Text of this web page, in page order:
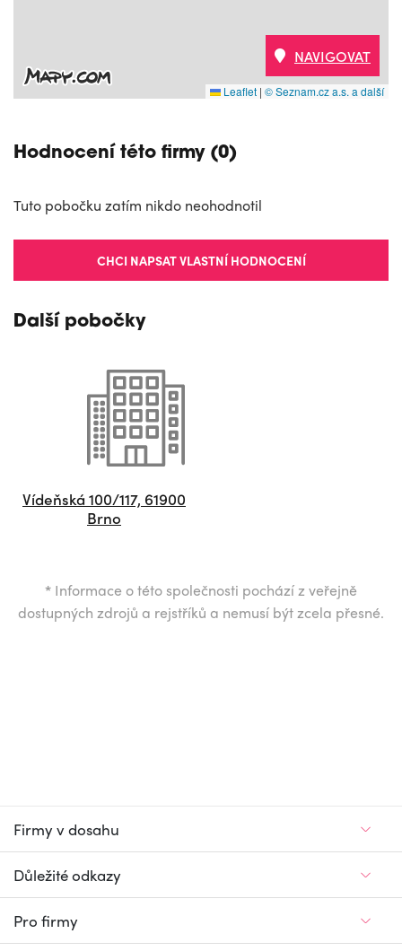
Leaflet | © Seznam.cz a.s. a další
NAVIGOVAT
Hodnocení této firmy (0)
Tuto pobočku zatím nikdo neohodnotil
CHCI NAPSAT VLASTNÍ HODNOCENÍ
Další pobočky
Vídeňská 100/117, 61900
Brno
* Informace o této společnosti pochází z veřejně
dostupných zdrojů a rejstříků a nemusí být zcela přesné.
Firmy v dosahu
Důležité odkazy
Pro firmy